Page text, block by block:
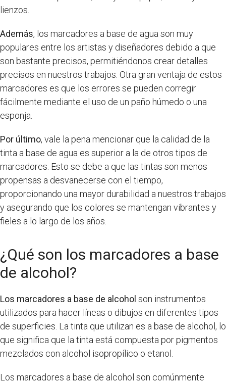
lienzos.
Además, los marcadores a base de agua son muy
populares entre los artistas y diseñadores debido a que
son bastante precisos, permitiéndonos crear detalles
precisos en nuestros trabajos. Otra gran ventaja de estos
marcadores es que los errores se pueden corregir
fácilmente mediante el uso de un paño húmedo o una
esponja.
Por último, vale la pena mencionar que la calidad de la
tinta a base de agua es superior a la de otros tipos de
marcadores. Esto se debe a que las tintas son menos
propensas a desvanecerse con el tiempo,
proporcionando una mayor durabilidad a nuestros trabajos
y asegurando que los colores se mantengan vibrantes y
fieles a lo largo de los años.
¿Qué son los marcadores a base
de alcohol?
Los marcadores a base de alcohol son instrumentos
utilizados para hacer líneas o dibujos en diferentes tipos
de superficies. La tinta que utilizan es a base de alcohol, lo
que significa que la tinta está compuesta por pigmentos
mezclados con alcohol isopropílico o etanol.
Los marcadores a base de alcohol son comúnmente